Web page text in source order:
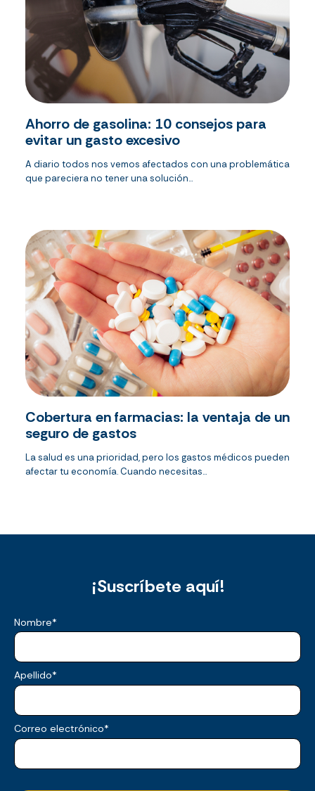
Ahorro de gasolina: 10 consejos para
evitar un gasto excesivo
A diario todos nos vemos afectados con una problemática
que pareciera no tener una solución...
Cobertura en farmacias: la ventaja de un
seguro de gastos
La salud es una prioridad, pero los gastos médicos pueden
afectar tu economía. Cuando necesitas...
¡Suscríbete aquí!
Nombre*
Apellido*
Correo electrónico*